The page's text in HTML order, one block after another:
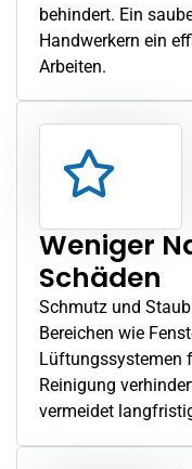
behindert. Ein
Handwerkern ein
Arbeiten.
Weniger
Schäden
Schmutz und
Bereichen wie
Lüftungssystemen
Reinigung
vermeidet